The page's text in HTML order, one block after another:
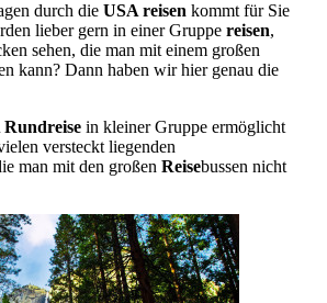
durch die USA reisen kommt für Sie
lieber gern in einer Gruppe reisen,
sehen, die man mit einem großen
kann? Dann haben wir hier genau die
in kleiner Gruppe ermöglicht
versteckt liegenden
man mit den großen Reisebussen nicht